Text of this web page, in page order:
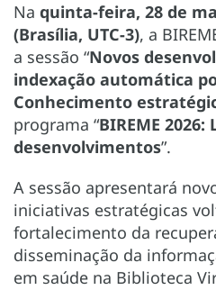
Na quinta-feira, 28 de
(Brasília, UTC-3), a
a sessão “Novos
indexação automática
Conhecimento
programa “BIREME
desenvolvimentos”.
A sessão apresentará
iniciativas estratégicas
fortalecimento da
disseminação da
em saúde na Biblioteca